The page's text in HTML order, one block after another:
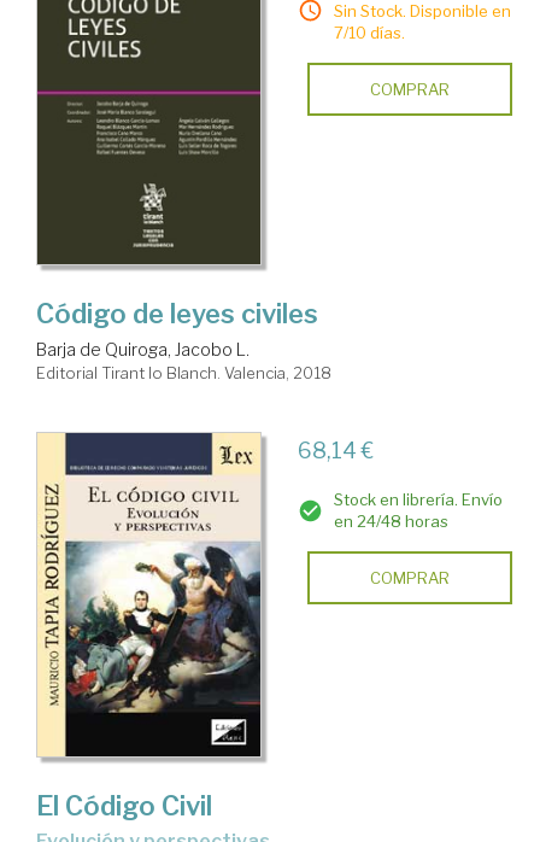
Sin Stock. Disponible en
7/10 días.
COMPRAR
Código de leyes civiles
Barja de Quiroga, Jacobo L.
Editorial Tirant lo Blanch. Valencia, 2018
68,14 €
Stock en librería. Envío
en 24/48 horas
COMPRAR
El Código Civil